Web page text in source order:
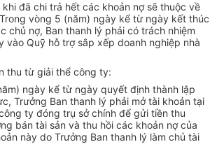
khi đã chi trả hết các khoản nợ sẽ thuộc về
vòng 5 (năm) ngày kể từ ngày kết thúc
chủ nợ, Ban thanh lý phải có trách nhiệm
vào Quỹ hỗ trợ sắp xếp doanh nghiệp nhà
thu từ giải thể công ty:
ngày kể từ ngày quyết định thành lập
Trưởng Ban thanh lý phải mở tài khoản tại
ty đóng trụ sở chính để gửi tiền thu
bán tài sản và thu hồi các khoản nợ của
này do Trưởng Ban thanh lý làm chủ tài